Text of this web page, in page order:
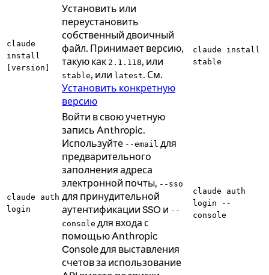
claude
install
[version]
Установить или
переустановить
собственный двоичный
файл. Принимает версию,
такую как 2.1.118, или
stable, или latest. См.
Установить конкретную
версию
claude install
stable
claude auth
login
Войти в свою учетную
запись Anthropic.
Используйте --email для
предварительного
заполнения адреса
электронной почты, --sso
для принудительной
аутентификации SSO и --
console для входа с
помощью Anthropic
Console для выставления
счетов за использование
claude auth
login --
console